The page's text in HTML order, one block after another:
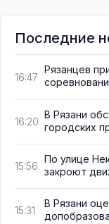
Последние
16:47
Рязанцев
16:20
В Рязани
городских
15:56
По улице
закроют
15:31
В Рязани